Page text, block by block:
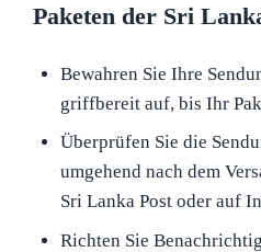
Paketen der Sri
Bewahren Sie Ihre
griffbereit auf, bis Ihr
Überprüfen Sie die
umgehend nach dem
Sri Lanka Post oder auf
Richten Sie